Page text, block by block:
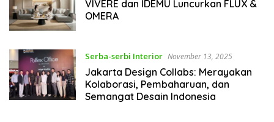
VIVERE dan IDEMU Luncurkan FLUX &
OMERA
Serba-serbi Interior November 13, 2025
Jakarta Design Collabs: Merayakan
Kolaborasi, Pembaharuan, dan
Semangat Desain Indonesia